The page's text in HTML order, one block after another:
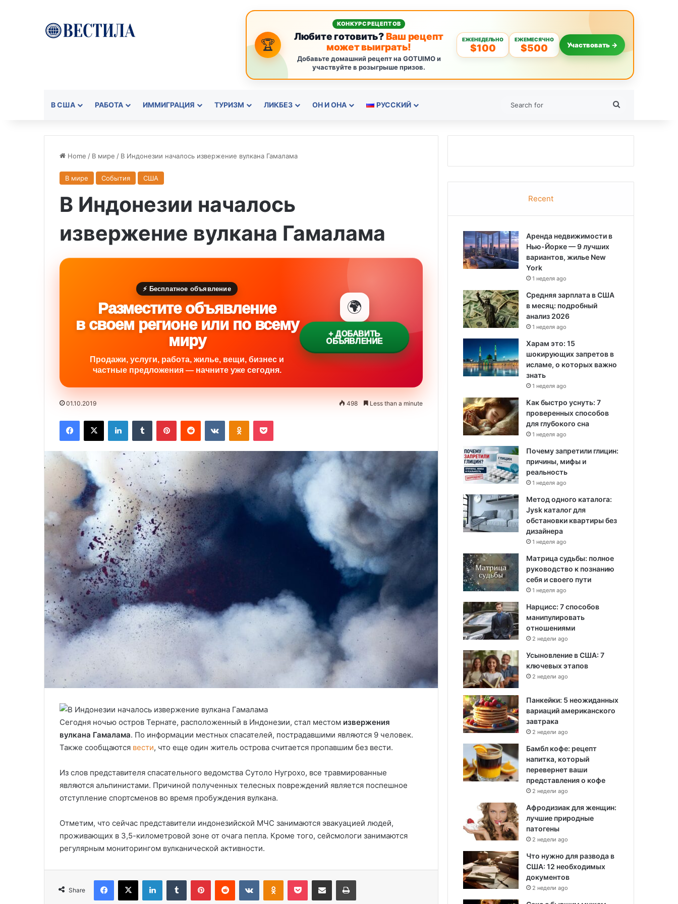
🏆
КОНКУРС РЕЦЕПТОВ
Любите готовить?Ваш рецепт
может выиграть!
Добавьте домашний рецепт на GOTUIMO и
участвуйте в розыгрыше призов.
ЕЖЕНЕДЕЛЬНО
$100
ЕЖЕМЕСЯЧНО
$500 Участвовать →
В США РАБОТА ИММИГРАЦИЯ ТУРИЗМ ЛИКБЕЗ ОН И ОНА РУССКИЙ
Home / В мире / В Индонезии началось извержение вулкана Гамалама
В мире События США
В Индонезии началось
извержение вулкана Гамалама
⚡ Бесплатное объявление
Разместите объявление
в своем регионе или по всему
миру
Продажи, услуги, работа, жилье, вещи, бизнес и
частные предложения — начните уже сегодня.
🌍
+ ДОБАВИТЬ
ОБЪЯВЛЕНИЕ
01.10.2019 498 Less than a minute
Сегодня ночью остров Тернате, расположенный в Индонезии, стал местом извержения
вулкана Гамалама. По информации местных спасателей, пострадавшими являются 9 человек.
Также сообщаются вести, что еще один житель острова считается пропавшим без вести.
Из слов представителя спасательного ведомства Сутоло Нугрохо, все травмированные
являются альпинистами. Причиной полученных телесных повреждений является поспешное
отступление спортсменов во время пробуждения вулкана.
Отметим, что сейчас представители индонезийской МЧС занимаются эвакуацией людей,
проживающих в 3,5-километровой зоне от очага пепла. Кроме того, сейсмологи занимаются
регулярным мониторингом вулканической активности.
Share
Удивительные факты о Флориде
проводили долгие выходные, теперь
доступен для сдачи в аренду для
Recent
Аренда недвижимости в
Нью-Йорке — 9 лучших
вариантов, жилье New
York
1 неделя ago
Средняя зарплата в США
в месяц: подробный
анализ 2026
1 неделя ago
Харам это: 15
шокирующих запретов в
исламе, о которых важно
знать
1 неделя ago
Как быстро уснуть: 7
проверенных способов
для глубокого сна
1 неделя ago
Почему запретили глицин:
причины, мифы и
реальность
1 неделя ago
Метод одного каталога:
Jysk каталог для
обстановки квартиры без
дизайнера
1 неделя ago
Матрица судьбы: полное
руководство к познанию
себя и своего пути
1 неделя ago
Нарцисс: 7 способов
манипулировать
отношениями
2 недели ago
Усыновление в США: 7
ключевых этапов
2 недели ago
Панкейки: 5 неожиданных
вариаций американского
завтрака
2 недели ago
Бамбл кофе: рецепт
напитка, который
перевернет ваши
представления о кофе
2 недели ago
Афродизиак для женщин:
лучшие природные
патогены
2 недели ago
Что нужно для развода в
США: 12 необходимых
документов
2 недели ago